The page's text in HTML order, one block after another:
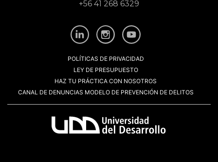
+56 41 268 6329
POLÍTICAS DE PRIVACIDAD
LEY DE PRESUPUESTO
HAZ TU PRÁCTICA CON NOSOTROS
CANAL DE DENUNCIAS MODELO DE PREVENCIÓN DE DELITOS